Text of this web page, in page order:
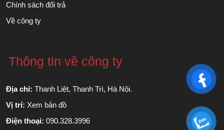
Chính sách đổi trả
Về công ty
Thông tin về công ty
Địa chỉ: Thanh Liệt, Thanh Trì, Hà Nội.
Vị trí: Xem bản đồ
Điện thoại: 090.328.3996